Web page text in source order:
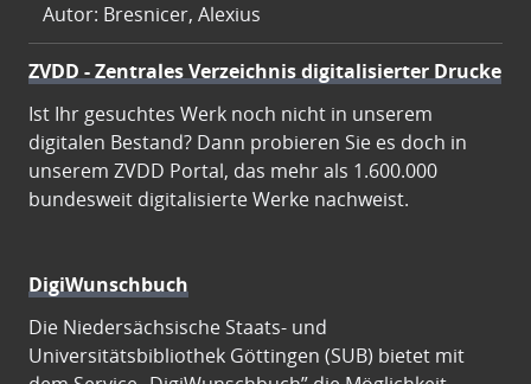
Autor: Bresnicer, Alexius
ZVDD - Zentrales Verzeichnis digitalisierter Drucke
Ist Ihr gesuchtes Werk noch nicht in unserem
digitalen Bestand? Dann probieren Sie es doch in
unserem ZVDD Portal, das mehr als 1.600.000
bundesweit digitalisierte Werke nachweist.
DigiWunschbuch
Die Niedersächsische Staats- und
Universitätsbibliothek Göttingen (SUB) bietet mit